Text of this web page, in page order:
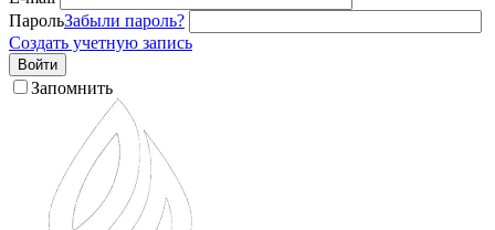
ПарольЗабыли пароль?
Создать учетную запись
Войти
Запомнить